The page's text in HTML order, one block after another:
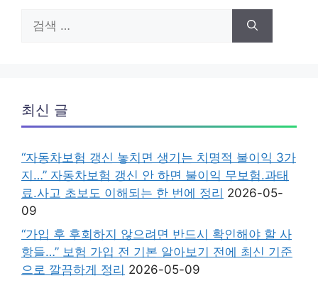
색:
최신 글
“자동차보험 갱신 놓치면 생기는 치명적 불이익 3가
지…” 자동차보험 갱신 안 하면 불이익 무보험.과태
료.사고 초보도 이해되는 한 번에 정리 2026-05-
09
“가입 후 후회하지 않으려면 반드시 확인해야 할 사
항들…” 보험 가입 전 기본 알아보기 전에 최신 기준
으로 깔끔하게 정리 2026-05-09